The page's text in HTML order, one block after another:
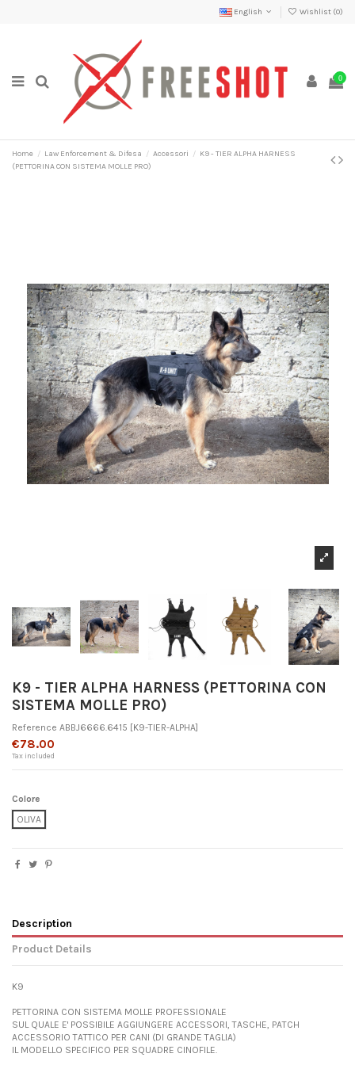
English Wishlist (0)
0
Home Law Enforcement & Difesa Accessori
K9 - TIER ALPHA HARNESS
(PETTORINA CON SISTEMA MOLLE PRO)
K9 - TIER ALPHA HARNESS (PETTORINA CON
SISTEMA MOLLE PRO)
Reference ABBJ6666.6415 [K9-TIER-ALPHA]
€78.00
Tax included
Colore
OLIVA
Description
Product Details
K9
PETTORINA CON SISTEMA MOLLE PROFESSIONALE
SUL QUALE E' POSSIBILE AGGIUNGERE ACCESSORI, TASCHE, PATCH
ACCESSORIO TATTICO PER CANI (DI GRANDE TAGLIA)
IL MODELLO SPECIFICO PER SQUADRE CINOFILE.